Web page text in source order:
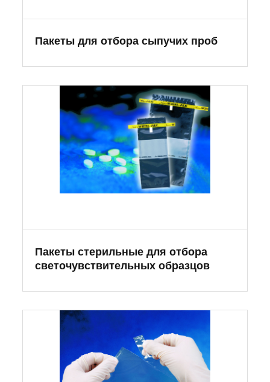
Пакеты для отбора сыпучих проб
Пакеты стерильные для отбора
светочувствительных образцов